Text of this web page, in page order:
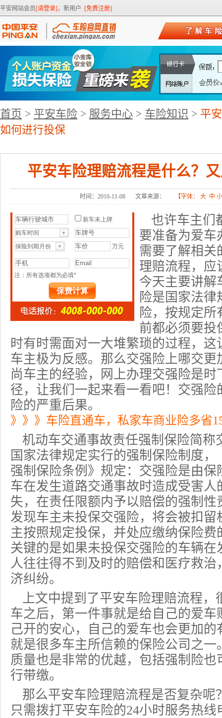
平安网站会员[请登录] ，新用户 [免费注册]
首页 > 平安车险 > 服务中心 > 车险知识 > 平
如何进行投保
平安车险理赔流程是什么？
时间：2010-11-08 文章来源： 【字体： 大 中 小
也许车主们
要准备为爱车
需要了解相关
理赔流程，应
今天主要讲解
险是国家法
险，按规定
前都必须要投
时有时需面对一大堆繁琐的过程，
车主极为反感。那么交强险上哪交
尚车主的经验，网上办理交强险是
径，让我们一起来看一看吧！交强
险的严重后果。
》》》车险直通车，私家车商业险多省
机动车交通事故责任强制保险简称
国家法律规定实行的强制保险制度
强制保险条例》规定：交强险是由
车在发生道路交通事故时造成受害
失，在责任限额内予以赔偿的强制
发现车主未投保交强险，将会被扣
主按照规定投保，并处应缴纳保险费
关键的是如果未投保交强险的车辆
人往往得不到及时的赔偿和医疗救
济纠纷。
上文中提到了平安车险理赔流程，
车之后，第一件事就是给自己的爱
己开的安心，自己的爱车也会更加
就是很多车主所信赖的保险公司之
质量也是非常的优越，包括强制险
行带缴。
那么平安车险理赔流程是否复杂呢
只需拨打平安车险的24小时服务热线